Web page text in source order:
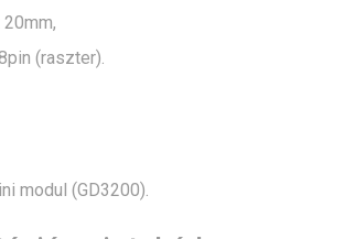
(raszter).
modul (GD3200).